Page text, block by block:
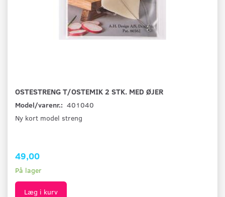
OSTESTRENG T/OSTEMIK 2 STK. MED ØJER
Model/varenr.: 401040
Ny kort model streng
49,00
På lager
Læg i kurv